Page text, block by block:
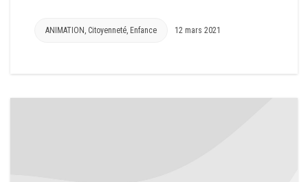
ANIMATION Citoyenneté Enfance 12 mars 2021